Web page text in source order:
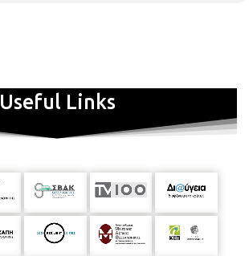
Useful Links